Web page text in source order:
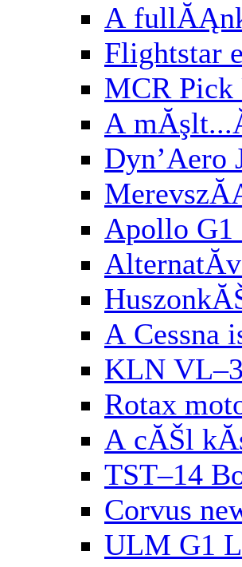
A
Flightstar
MCR Pick
A
Dyn’Aero
Apollo
A Cessna
KLN VL–3
Rotax
A cĂŠl
TST–14
Corvus
ULM G1